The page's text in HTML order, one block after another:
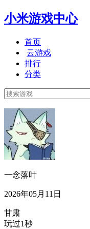
小米游戏中心
首页
云游戏
排行
分类
一念落叶
2026年05月11日
甘肃
玩过1秒